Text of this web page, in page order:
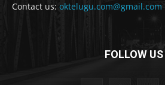
Contact us: oktelugu.com@gmail.com
FOLLOW US